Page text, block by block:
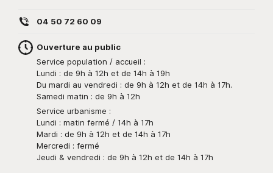
04 50 72 60 09
Ouverture au public
Service population / accueil :
Lundi : de 9h à 12h et de 14h à 19h
Du mardi au vendredi : de 9h à 12h et de 14h à 17h.
Samedi matin : de 9h à 12h
Service urbanisme :
Lundi : matin fermé / 14h à 17h
Mardi : de 9h à 12h et de 14h à 17h
Mercredi : fermé
Jeudi & vendredi : de 9h à 12h et de 14h à 17h